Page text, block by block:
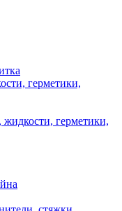
герметики,
герметики,